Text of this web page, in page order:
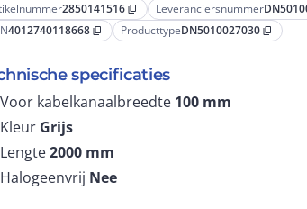
2850141516 content_copy Leveranciersnummer
4012740118668 content_copy ProducttypeDN5010027030 content_copy
specificaties
Voor kabelkanaalbreedte 100 mm
Kleur Grijs
Lengte2000 mm
Halogeenvrij Nee